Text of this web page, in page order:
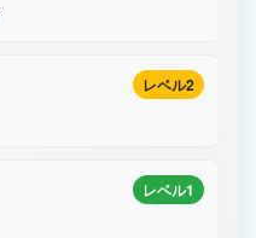
レベル2
レベル1